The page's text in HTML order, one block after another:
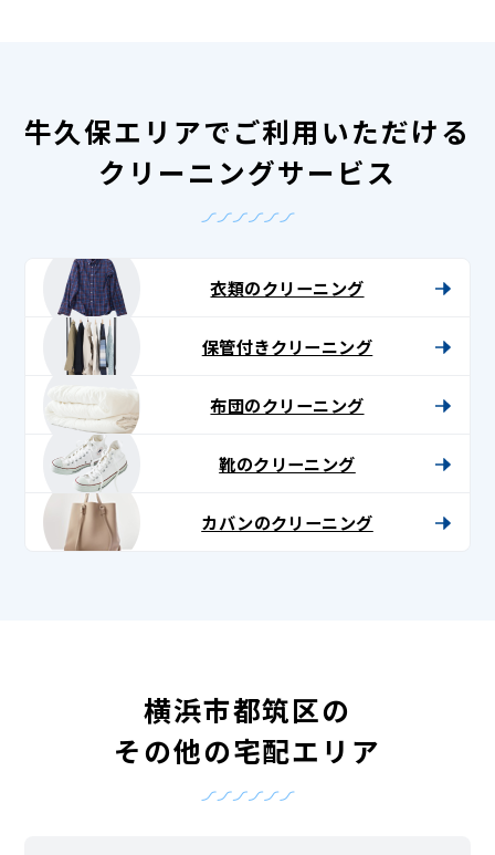
牛久保エリアでご利用いただける
クリーニングサービス
衣類のクリーニング
保管付きクリーニング
布団のクリーニング
靴のクリーニング
カバンのクリーニング
横浜市都筑区の
その他の宅配エリア